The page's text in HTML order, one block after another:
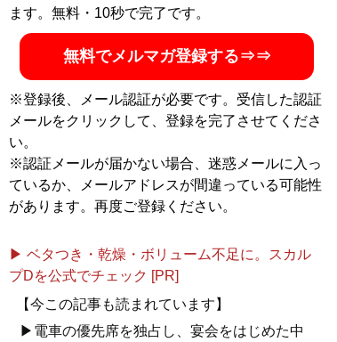
ます。無料・10秒で完了です。
無料でメルマガ登録する⇒⇒
※登録後、メール認証が必要です。受信した認証
メールをクリックして、登録を完了させてくださ
い。
※認証メールが届かない場合、迷惑メールに入っ
ているか、メールアドレスが間違っている可能性
があります。再度ご登録ください。
▶ ベタつき・乾燥・ボリューム不足に。スカル
プDを公式でチェック [PR]
【今この記事も読まれています】
▶電車の優先席を独占し、宴会をはじめた中